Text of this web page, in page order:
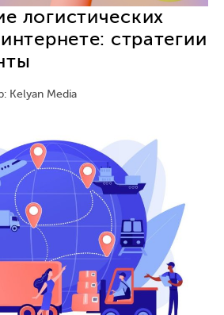
логистических
стратегии
Kelyan Media